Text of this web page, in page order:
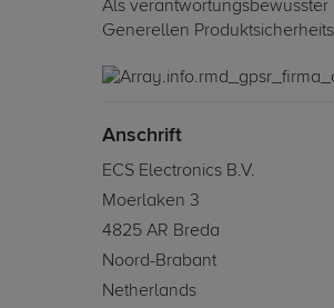
Als
Generellen
Anschrift
ECS Electronics B.V.
Moerlaken 3
4825 AR Breda
Noord-Brabant
Netherlands